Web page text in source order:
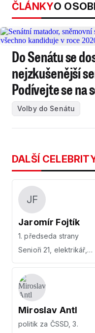
ČLÁNKYO
Do Senátu se
nejzkušenější
Podívejte se na
Volby do Senátu
DALŠÍ
JF
Jaromír Fojtík
1. předseda strany
Senioři 21, elektrikář,
podnikatel
Miroslav Antl
politik za ČSSD, 3.